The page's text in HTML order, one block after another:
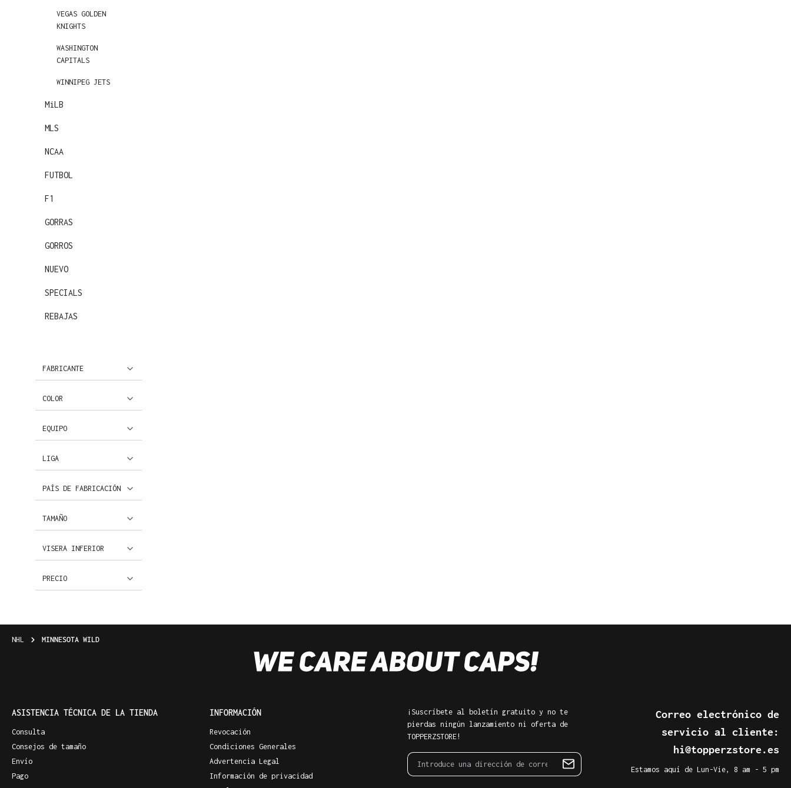
VEGAS GOLDEN
KNIGHTS
WASHINGTON
CAPITALS
WINNIPEG JETS
MiLB
MLS
NCAA
FUTBOL
F1
GORRAS
GORROS
NUEVO
SPECIALS
REBAJAS
FABRICANTE
COLOR
EQUIPO
LIGA
PAÍS DE FABRICACIÓN
TAMAÑO
VISERA INFERIOR
PRECIO
NHL MINNESOTA WILD
ASISTENCIA TÉCNICA DE LA TIENDA
Consulta
Consejos de tamaño
Envío
Pago
INFORMACIÓN
Revocación
Condiciones Generales
Advertencia Legal
Información de privacidad
¡Suscríbete al boletín gratuito y no te
pierdas ningún lanzamiento ni oferta de
TOPPERZSTORE!
Correo electrónico de
servicio al cliente:
hi@topperzstore.es
Estamos aquí de Lun-Vie, 8 am - 5 pm